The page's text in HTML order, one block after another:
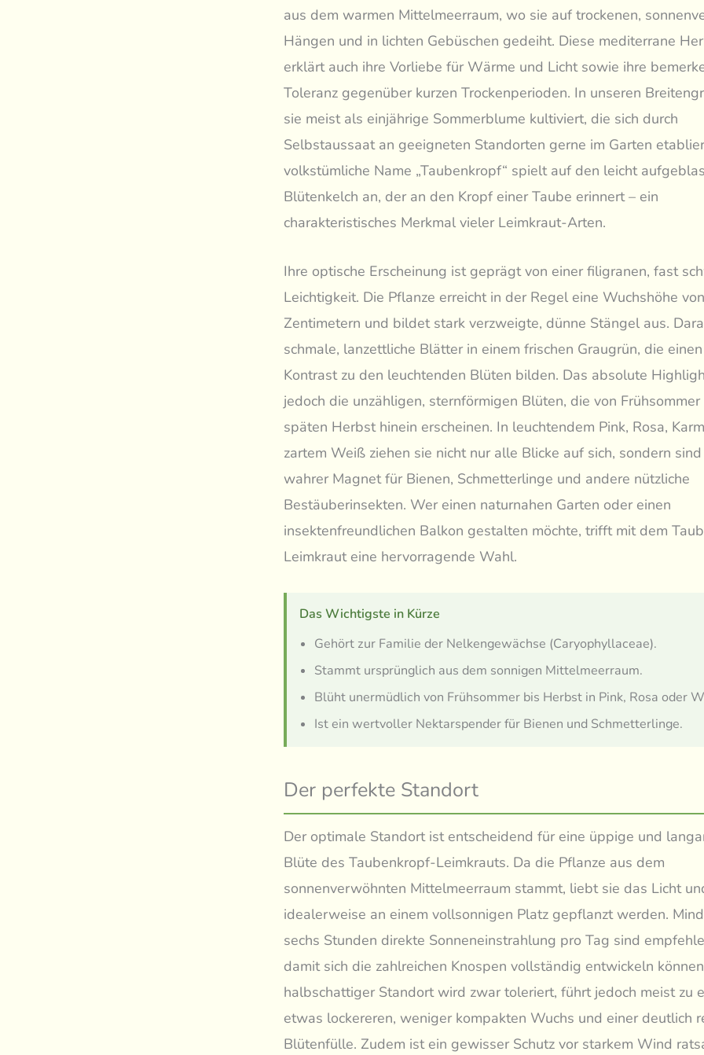
aus dem warmen Mittelmeerraum, wo sie auf trockenen,
Hängen und in lichten Gebüschen gedeiht. Diese mediterrane
erklärt auch ihre Vorliebe für Wärme und Licht sowie ihre
Toleranz gegenüber kurzen Trockenperioden. In unseren
sie meist als einjährige Sommerblume kultiviert, die sich durch
Selbstaussaat an geeigneten Standorten gerne im Garten
volkstümliche Name „Taubenkropf“ spielt auf den leicht
Blütenkelch an, der an den Kropf einer Taube erinnert – ein
charakteristisches Merkmal vieler Leimkraut-Arten.
Ihre optische Erscheinung ist geprägt von einer filigranen, fast
Leichtigkeit. Die Pflanze erreicht in der Regel eine Wuchshöhe
Zentimetern und bildet stark verzweigte, dünne Stängel aus.
schmale, lanzettliche Blätter in einem frischen Graugrün, die
Kontrast zu den leuchtenden Blüten bilden. Das absolute
jedoch die unzähligen, sternförmigen Blüten, die von
späten Herbst hinein erscheinen. In leuchtendem Pink, Rosa,
zartem Weiß ziehen sie nicht nur alle Blicke auf sich, sondern
wahrer Magnet für Bienen, Schmetterlinge und andere nützliche
Bestäuberinsekten. Wer einen naturnahen Garten oder einen
insektenfreundlichen Balkon gestalten möchte, trifft mit dem
Leimkraut eine hervorragende Wahl.
Das Wichtigste in Kürze
Gehört zur Familie der Nelkengewächse (Caryophyllaceae).
Stammt ursprünglich aus dem sonnigen Mittelmeerraum.
Blüht unermüdlich von Frühsommer bis Herbst in Pink, Rosa oder
Ist ein wertvoller Nektarspender für Bienen und Schmetterlinge.
Der perfekte Standort
Der optimale Standort ist entscheidend für eine üppige und
Blüte des Taubenkropf-Leimkrauts. Da die Pflanze aus dem
sonnenverwöhnten Mittelmeerraum stammt, liebt sie das Licht
idealerweise an einem vollsonnigen Platz gepflanzt werden.
sechs Stunden direkte Sonneneinstrahlung pro Tag sind
damit sich die zahlreichen Knospen vollständig entwickeln
halbschattiger Standort wird zwar toleriert, führt jedoch meist zu
etwas lockereren, weniger kompakten Wuchs und einer deutlich
Blütenfülle. Zudem ist ein gewisser Schutz vor starkem Wind